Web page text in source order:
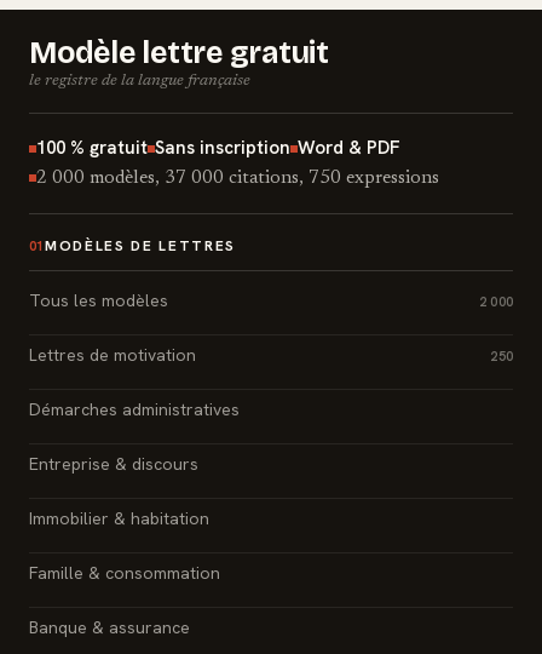
Modèle lettre gratuit
le registre de la langue française
100 % gratuit Sans inscription Word & PDF
2 000 modèles, 37 000 citations, 750 expressions
01 MODÈLES DE LETTRES
Tous les modèles 2 000
Lettres de motivation 250
Démarches administratives
Entreprise & discours
Immobilier & habitation
Famille & consommation
Banque & assurance